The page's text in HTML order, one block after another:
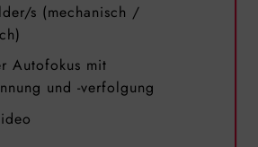
s (mechanisch /
Autofokus mit
und -verfolgung